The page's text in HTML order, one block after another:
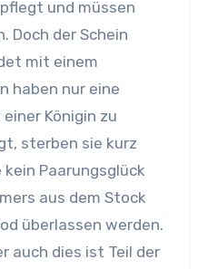
und müssen
Doch der Schein
mit einem
haben nur eine
Königin zu
sterben sie kurz
Paarungsglück
aus dem Stock
überlassen werden.
auch dies ist Teil der